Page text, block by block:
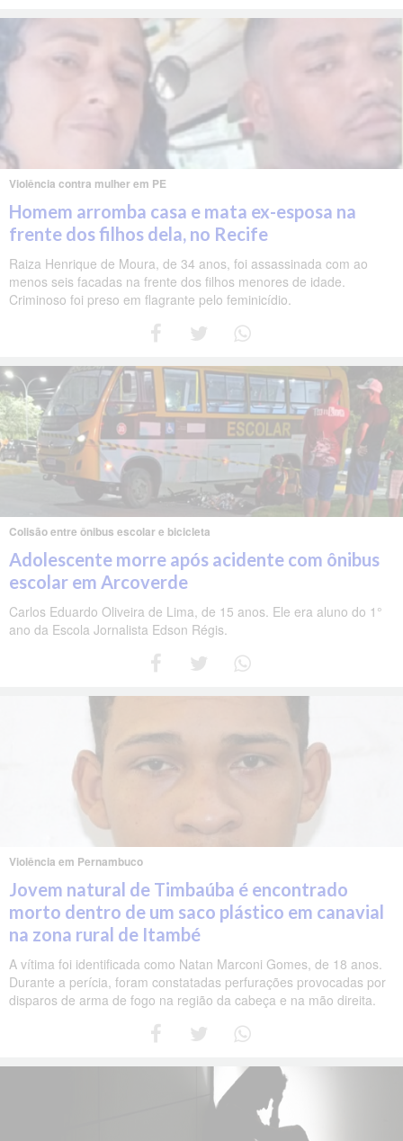
Violência contra mulher em PE
Homem arromba casa e mata ex-esposa na
frente dos filhos dela, no Recife
Raiza Henrique de Moura, de 34 anos, foi assassinada com ao
menos seis facadas na frente dos filhos menores de idade.
Criminoso foi preso em flagrante pelo feminicídio.
Colisão entre ônibus escolar e bicicleta
Adolescente morre após acidente com ônibus
escolar em Arcoverde
Carlos Eduardo Oliveira de Lima, de 15 anos. Ele era aluno do 1°
ano da Escola Jornalista Edson Régis.
Violência em Pernambuco
Jovem natural de Timbaúba é encontrado
morto dentro de um saco plástico em canavial
na zona rural de Itambé
A vítima foi identificada como Natan Marconi Gomes, de 18 anos.
Durante a perícia, foram constatadas perfurações provocadas por
disparos de arma de fogo na região da cabeça e na mão direita.